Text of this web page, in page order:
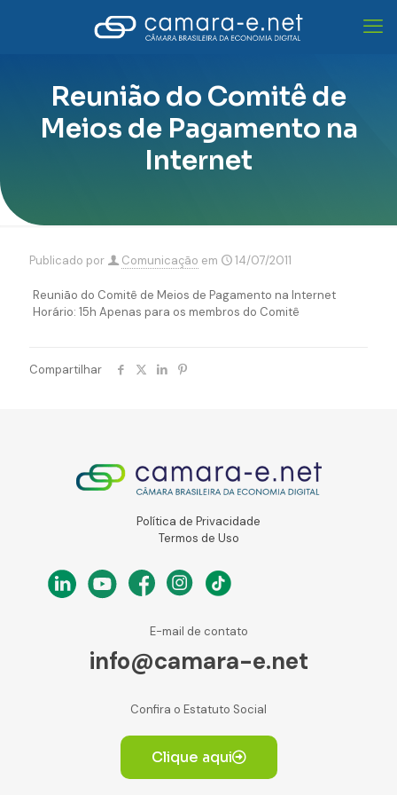
Reunião do Comitê de
Meios de Pagamento na
Internet
Publicado por Comunicação em 14/07/2011
Reunião do Comitê de Meios de Pagamento na Internet
Horário: 15h Apenas para os membros do Comitê
Compartilhar
Política de Privacidade
Termos de Uso
E-mail de contato
info@camara-e.net
Confira o Estatuto Social
Clique aqui